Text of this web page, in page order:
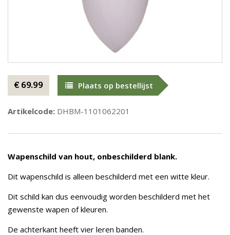
€ 69.99 Plaats op bestellijst
Artikelcode: DHBM-1101062201
Wapenschild van hout, onbeschilderd blank.
Dit wapenschild is alleen beschilderd met een witte kleur.
Dit schild kan dus eenvoudig worden beschilderd met het
gewenste wapen of kleuren.
De achterkant heeft vier leren banden.